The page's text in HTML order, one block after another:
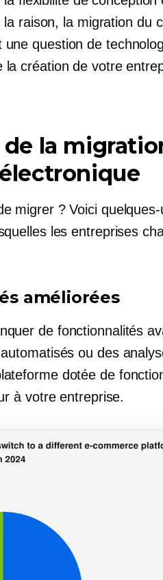
raison, la migration du
question de
création de votre
de la
migrer ? Voici
les entreprises
améliorées
de fonctionnalités
ou des
dotée de
à votre entreprise.